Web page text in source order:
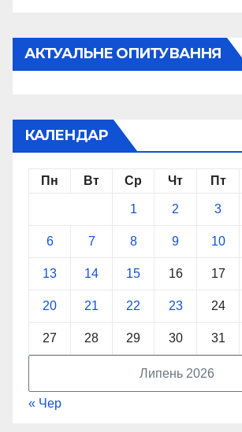
АКТУАЛЬНЕ ОПИТУВАННЯ
КАЛЕНДАР
Липень 2026
Пн Вт Ср Чт Пт
1 2 3
6 7 8 9 10
13 14 15 16 17
20 21 22 23 24
27 28 29 30 31
« Чер